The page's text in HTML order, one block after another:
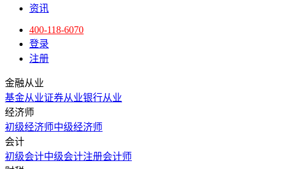
资讯
400-118-6070
登录
注册
金融从业
基金从业证券从业银行从业
经济师
初级经济师中级经济师
会计
初级会计中级会计注册会计师